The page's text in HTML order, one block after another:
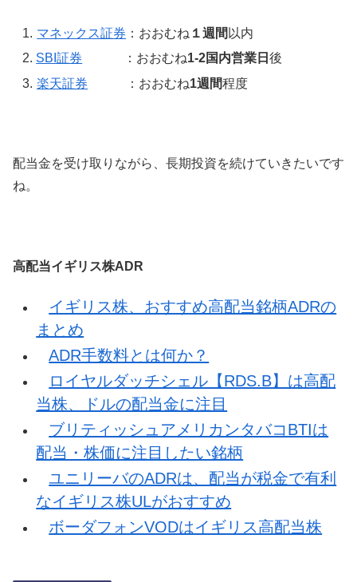
マネックス証券 ：おおむね １週間 以内
SBI証券 ：おおむね1-2国内営業日後
楽天証券 ：おおむね1週間程度
配当金を受け取りながら、長期投資を続けていきたいです
ね。
高配当イギリス株ADR
イギリス株、おすすめ高配当銘柄ADRの
まとめ
ADR手数料とは何か？
ロイヤルダッチシェル【RDS.B】は高配
当株、ドルの配当金に注目
ブリティッシュアメリカンタバコBTIは
配当・株価に注目したい銘柄
ユニリーバのADRは、配当が税金で有利
なイギリス株ULがおすすめ
ボーダフォンVODはイギリス高配当株